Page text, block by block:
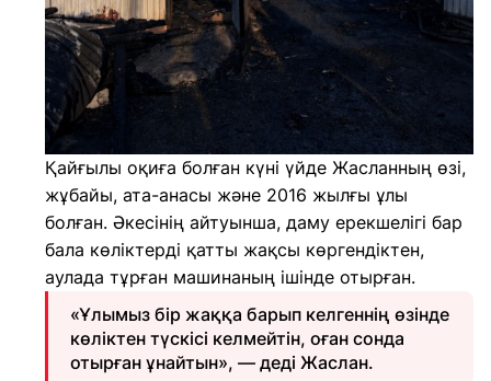
Қайғылы оқиға болған күні үйде Жасланның өзі,
жұбайы, ата-анасы және 2016 жылғы ұлы
болған. Әкесінің айтуынша, даму ерекшелігі бар
бала көліктерді қатты жақсы көргендіктен,
аулада тұрған машинаның ішінде отырған.
«Ұлымыз бір жаққа барып келгеннің өзінде
көліктен түскісі келмейтін, оған сонда
отырған ұнайтын», — деді Жаслан.